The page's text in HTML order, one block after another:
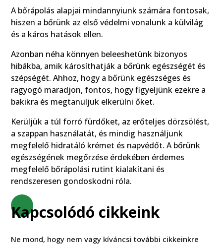
A bőrápolás alapjai mindannyiunk számára fontosak,
hiszen a bőrünk az első védelmi vonalunk a külvilág
és a káros hatások ellen.
Azonban néha könnyen beleeshetünk bizonyos
hibákba, amik károsíthatják a bőrünk egészségét és
szépségét. Ahhoz, hogy a bőrünk egészséges és
ragyogó maradjon, fontos, hogy figyeljünk ezekre a
bakikra és megtanuljuk elkerülni őket.
Kerüljük a túl forró fürdőket, az erőteljes dörzsölést,
a szappan használatát, és mindig használjunk
megfelelő hidratáló krémet és napvédőt. A bőrünk
egészségének megőrzése érdekében érdemes
megfelelő bőrápolási rutint kialakítani és
rendszeresen gondoskodni róla.
Kapcsolódó cikkeink
Ne mond, hogy nem vagy kíváncsi további cikkeinkre